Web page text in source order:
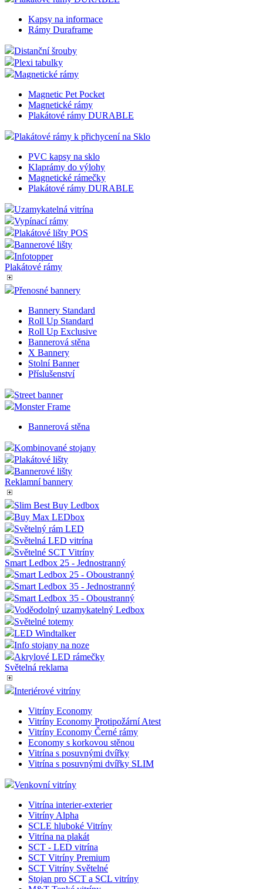
Foto rámečky
Barevné rámečky Slim
Rámečky Opti Frame
Akrylové rámečky
Plakátové rámy DURABLE
Kapsy na informace
Rámy Duraframe
Plexi tabulky
Magnetické rámy
Magnetic Pet Pocket
Magnetické rámy
Plakátové rámy DURABLE
Plakátové rámy k přichycení na Sklo
PVC kapsy na sklo
Klaprámy do výlohy
Magnetické rámečky
Plakátové rámy DURABLE
Uzamykatelná vitrína
Plakátové lišty POS
Bannerové lišty
Infotopper
Plakátové rámy
Přenosné bannery
Roll Up Standard
Roll Up Exclusive
Bannerová stěna
X Bannery
Stolní Banner
Příslušenství
Street banner
Monster Frame
Bannerová stěna
Kombinované stojany
Plakátové lišty
Bannerové lišty
Reklamní bannery
Slim Best Buy Ledbox
Buy Max LEDbox
Světelný rám LED
Světelná LED vitrína
Světelné SCT Vitríny
Smart Ledbox 25 - Jednostranný
Smart Ledbox 25 - Oboustranný
Smart Ledbox 35 - Jednostranný
Voděodolný uzamykatelný Ledbox
LED Windtalker
Info stojany na noze
Akrylové LED rámečky
Světelná reklama
Interiérové vitríny
Vitríny Economy
Vitríny Economy Protipožární Atest
Vitríny Economy Černé rámy
Economy s korkovou stěnou
Vitrína s posuvnými dvířky
Vitrína s posuvnými dvířky SLIM
Venkovní vitríny
Vitrína interier-exterier